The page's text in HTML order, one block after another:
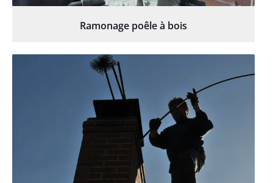
Ramonage poêle à bois